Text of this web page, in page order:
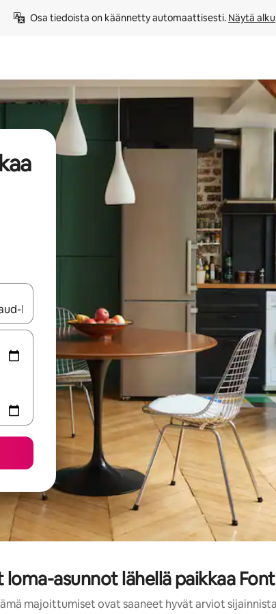
Osa tiedoista on käännetty automaattisesti. Näytä
nuolinäppäimillä tai tutustu koskettamalla tai
loma-asunnot lähellä paikkaa
majoittumiset ovat saaneet hyvät arviot